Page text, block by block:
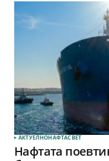
АКТУЕЛНОНАФТАСВЕТ
Нафтата